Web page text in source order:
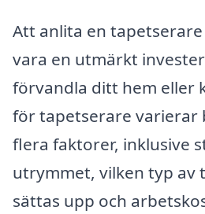
Att anlita en tapetserare
vara en utmärkt
förvandla ditt hem eller
för tapetserare varierar
flera faktorer, inklusive
utrymmet, vilken typ av
sättas upp och